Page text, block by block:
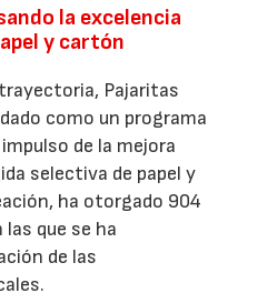
la excelencia
y cartón
Pajaritas
como un programa
de la mejora
selectiva de papel y
ha otorgado 904
que se ha
de las